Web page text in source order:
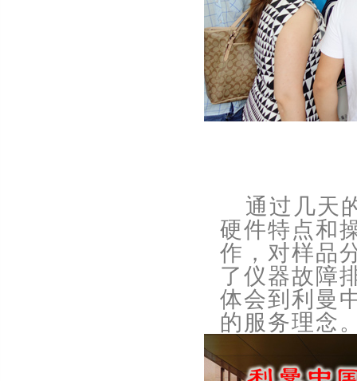
通过几天
硬件特点和
作，对样品
了仪器故障
体会到利曼
的服务理念